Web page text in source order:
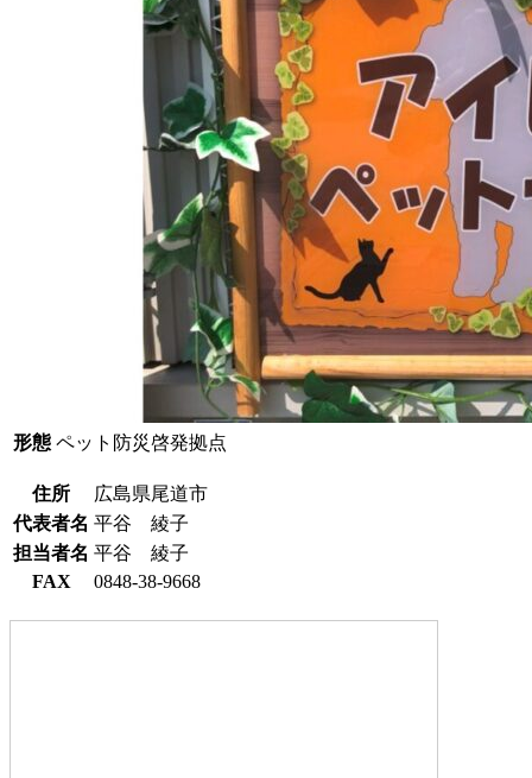
形態 ペット防災啓発拠点
住所
広島県尾道市
代表者名 平谷 綾子
担当者名 平谷 綾子
FAX
0848-38-9668